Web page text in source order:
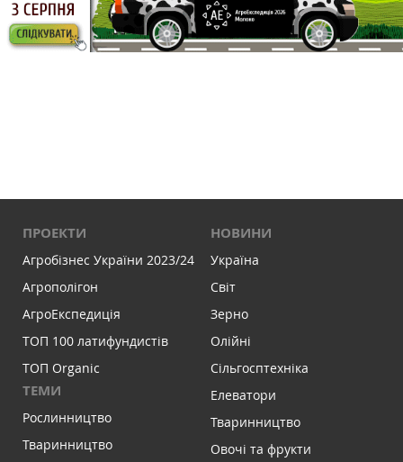
ПРОЕКТИ
Агробізнес України 2023/24
Агрополігон
АгроЕкспедиція
ТОП 100 латифундистів
ТОП Organic
ТЕМИ
Рослинництво
Тваринництво
НОВИНИ
Україна
Світ
Зерно
Олійні
Сільгосптехніка
Елеватори
Тваринництво
Овочі та фрукти